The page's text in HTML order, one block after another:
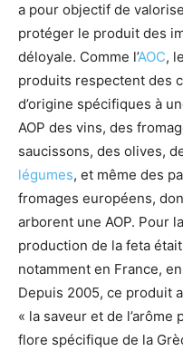
a pour objectif de
protéger le produit des
déloyale. Comme l’AOC,
produits respectent des
d’origine spécifiques à
AOP des vins, des
saucissons, des olives,
légumes, et même des
fromages européens,
arborent une AOP. Pour
production de la feta
notamment en France,
Depuis 2005, ce produit
« la saveur et de
flore spécifique de la